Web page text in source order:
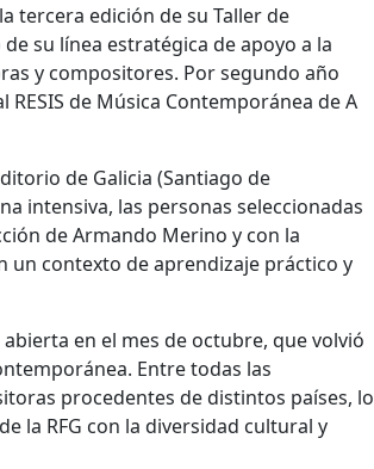
tercera edición de su Taller de
su línea estratégica de apoyo a la
y compositores. Por segundo año
de Música Contemporánea de A
de Galicia (Santiago de
intensiva, las personas seleccionadas
de Armando Merino y con la
un contexto de aprendizaje práctico y
en el mes de octubre, que volvió
Entre todas las
procedentes de distintos países, lo
la RFG con la diversidad cultural y